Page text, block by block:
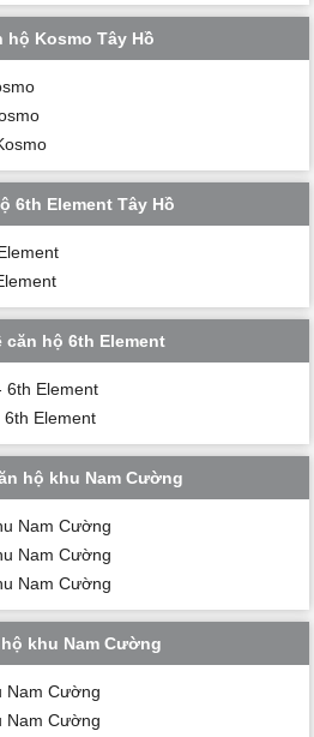
hộ Kosmo Tây Hồ
6th Element Tây Hồ
căn hộ 6th Element
6th Element
Element
hộ khu Nam Cường
Nam Cường
Nam Cường
Nam Cường
khu Nam Cường
Nam Cường
Nam Cường